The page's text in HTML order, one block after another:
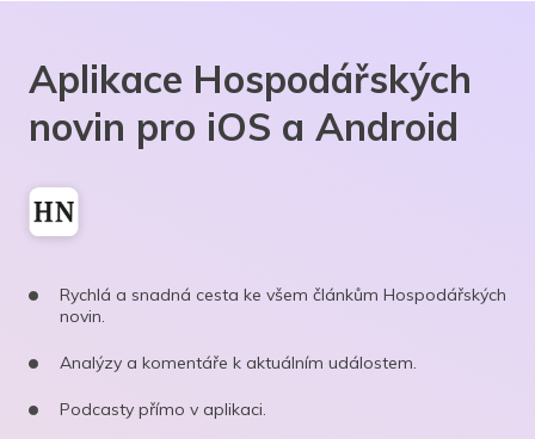
Aplikace Hospodářských
novin pro iOS a Android
Rychlá a snadná cesta ke všem článkům Hospodářských
novin.
Analýzy a komentáře k aktuálním událostem.
Podcasty přímo v aplikaci.